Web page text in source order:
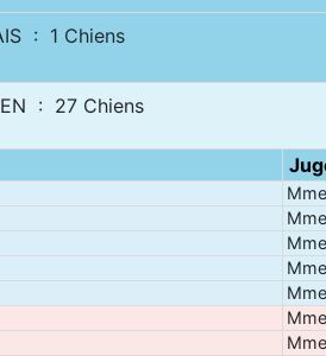
: 1 Chiens
: 27 Chiens